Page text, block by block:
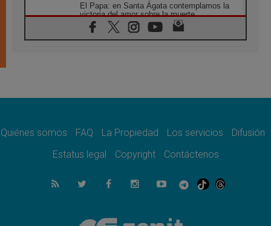
El Papa: en Santa Ágata contemplamos la
victoria del amor sobre la muerte
08.08.2026
León XIV visitará el Santuario de la Madre
07.08.2026
07.08.2026
el compromiso del cristiano"
La matanza de niños en Gaza no cesa: 300
muertos en 300 días
Tagle: La guerra desfigura el mundo, solo la
Quiénes somos FAQ La Propiedad Los servicios
Difusión
Estatus legal
Copyright Contáctenos